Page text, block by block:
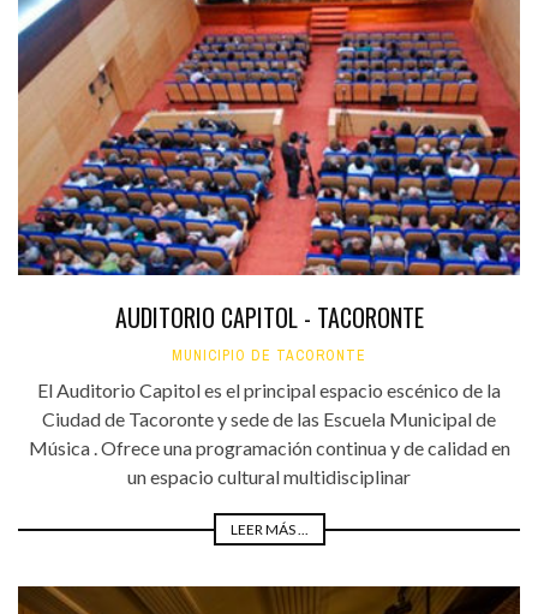
AUDITORIO CAPITOL - TACORONTE
MUNICIPIO DE TACORONTE
El Auditorio Capitol es el principal espacio escénico de la
Ciudad de Tacoronte y sede de las Escuela Municipal de
Música . Ofrece una programación continua y de calidad en
un espacio cultural multidisciplinar
LEER MÁS ...